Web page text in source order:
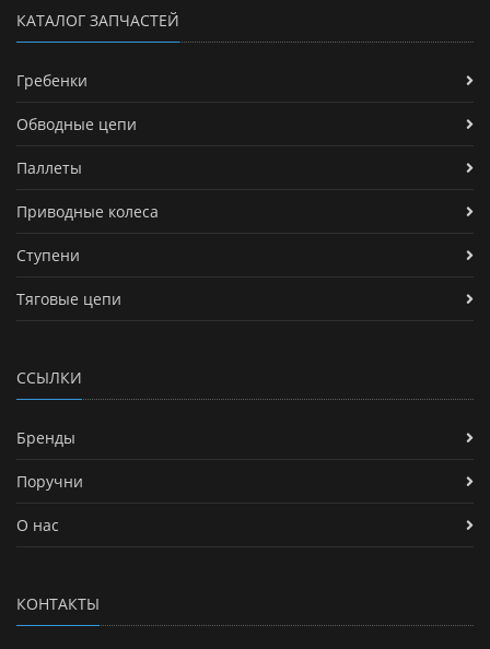
КАТАЛОГ ЗАПЧАСТЕЙ
Гребенки
Обводные цепи
Паллеты
Приводные колеса
Ступени
Тяговые цепи
ССЫЛКИ
Бренды
Поручни
О нас
КОНТАКТЫ